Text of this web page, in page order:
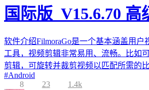
国际版_V15.6.70 高
软件介绍FilmoraGo是一个基本涵盖用户
工具，视频剪辑非常易用、流畅。比如
剪辑，可旋转并裁剪视频以匹配所需的
#Android
8
23 1.4k